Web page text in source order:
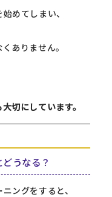
めてしまい、
ありません。
切にしています。
うなる？
ングをすると、